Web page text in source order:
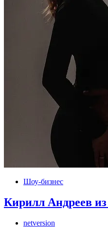
Шоу-бизнес
Кирилл Андреев
netversion